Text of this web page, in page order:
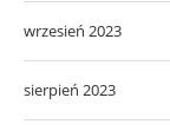
wrzesień 2023
sierpień 2023